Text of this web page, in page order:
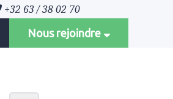
+32 63 / 38 02 70
Nous rejoindre